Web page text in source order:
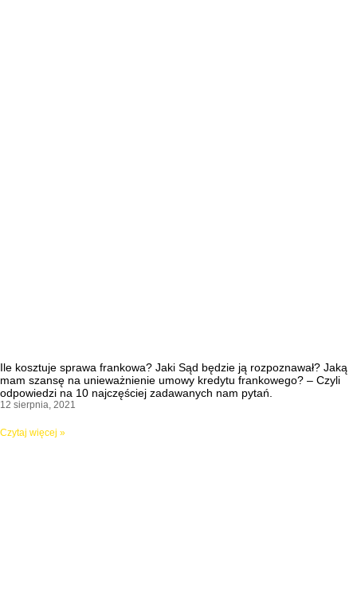
Ile kosztuje sprawa frankowa? Jaki Sąd będzie ją rozpoznawał? Jaką
mam szansę na unieważnienie umowy kredytu frankowego? – Czyli
odpowiedzi na 10 najczęściej zadawanych nam pytań.
12 sierpnia, 2021
Czytaj więcej »